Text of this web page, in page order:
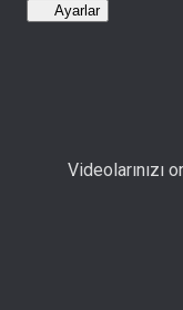
Ayarlar
Videolarınızı